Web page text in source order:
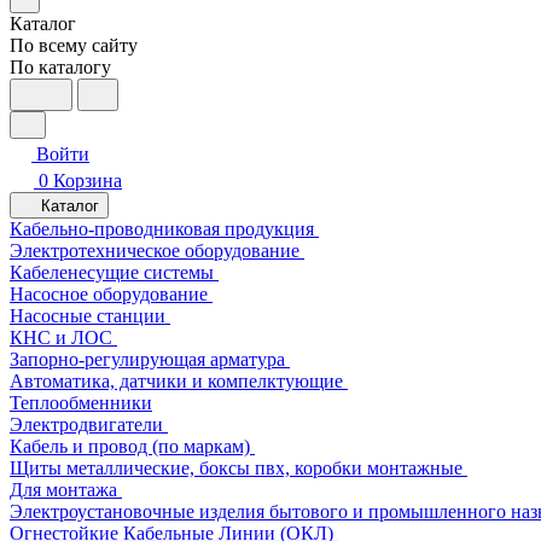
Каталог
По всему сайту
По каталогу
Войти
0 Корзина
Каталог
Кабельно-проводниковая продукция
Электротехническое оборудование
Кабеленесущие системы
Насосное оборудование
Насосные станции
КНС и ЛОС
Запорно-регулирующая арматура
Автоматика, датчики и компелктующие
Теплообменники
Электродвигатели
Кабель и провод (по маркам)
Щиты металлические, боксы пвх, коробки монтажные
Для монтажа
Электроустановочные изделия бытового и промышленного
Огнестойкие Кабельные Линии (ОКЛ)